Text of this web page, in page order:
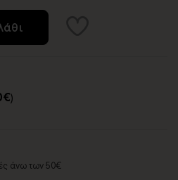
)
άνω των 50€